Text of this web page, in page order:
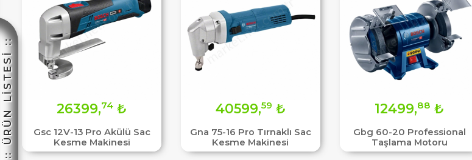
☽
:: ÜRÜN LİSTESİ ::
Gsc 12V-13 Pro Akülü Sac
Kesme Makinesi
26399,74 ₺
Gna 75-16 Pro Tırnaklı Sac
Kesme Makinesi
40599,59 ₺
Gbg 60-20 Professional
Taşlama Motoru
12499,88 ₺